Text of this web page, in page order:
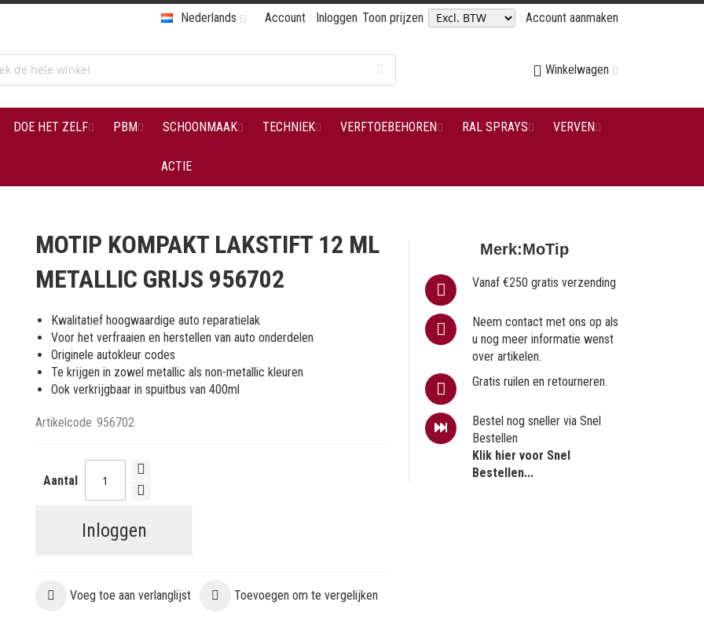
Account Inloggen Toon prijzen Account aanmaken
Nederlands
Winkelwagen
DOE HET ZELF PBM SCHOONMAAK TECHNIEK VERFTOEBEHOREN RAL SPRAYS VERVEN
ACTIE
MOTIP KOMPAKT LAKSTIFT 12 ML
METALLIC GRIJS 956702
Kwalitatief hoogwaardige auto reparatielak
Voor het verfraaien en herstellen van auto onderdelen
Originele autokleur codes
Te krijgen in zowel metallic als non-metallic kleuren
Ook verkrijgbaar in spuitbus van 400ml
Artikelcode 956702
Aantal
Inloggen
Voeg toe aan verlanglijst Toevoegen om te vergelijken
Merk:MoTip
Vanaf €250 gratis verzending
Neem contact met ons op als
u nog meer informatie wenst
over artikelen.
Gratis ruilen en retourneren.
Bestel nog sneller via Snel
Bestellen
Klik hier voor Snel
Bestellen...